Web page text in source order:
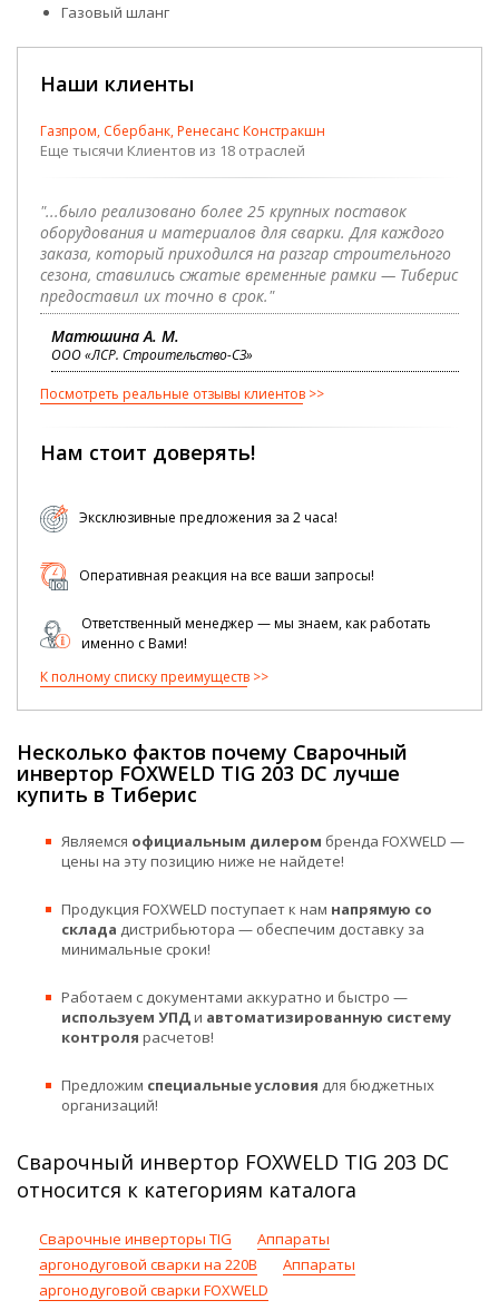
Газовый шланг
Наши клиенты
Газпром, Сбербанк, Ренесанс Констракшн
Еще тысячи Клиентов из 18 отраслей
"...было реализовано более 25 крупных поставок
оборудования и материалов для сварки. Для каждого
заказа, который приходился на разгар строительного
сезона, ставились сжатые временные рамки — Тиберис
предоставил их точно в срок."
Матюшина А. М.
ООО «ЛСР. Строительство-СЗ»
Посмотреть реальные отзывы клиентов
Нам стоит доверять!
Эксклюзивные предложения за 2 часа!
Оперативная реакция на все ваши запросы!
Ответственный менеджер — мы знаем, как работать
именно с Вами!
К полному списку преимуществ
Несколько фактов почему Сварочный
инвертор FOXWELD TIG 203 DC лучше
купить в Тиберис
Являемся официальным дилером бренда FOXWELD —
цены на эту позицию ниже не найдете!
Продукция FOXWELD поступает к нам напрямую со
склада дистрибьютора — обеспечим доставку за
минимальные сроки!
Работаем с документами аккуратно и быстро —
используем УПДи автоматизированную систему
контроля расчетов!
Предложим специальные условия для бюджетных
организаций!
Сварочный инвертор FOXWELD TIG 203 DC
относится к категориям каталога
Сварочные инверторы TIG
Аппараты
аргонодуговой сварки на 220В
Аппараты
аргонодуговой сварки FOXWELD